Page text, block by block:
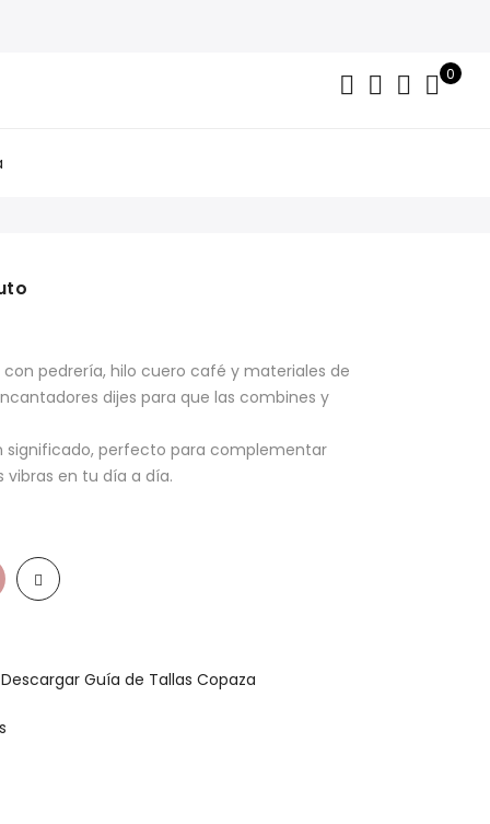
0
con pedrería, hilo cuero café y materiales de
dijes para que las combines y
significado, perfecto para complementar
vibras en tu día a día.
Descargar Guía de Tallas Copaza